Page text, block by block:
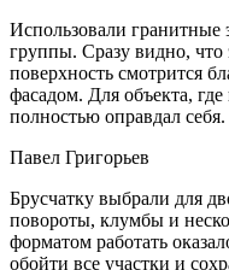
Использовали
группы. Сразу видно, что
поверхность смотрится
фасадом. Для объекта,
полностью оправдал себя.
Павел Григорьев
Брусчатку выбрали для
повороты, клумбы и
форматом работать
обойти все участки и